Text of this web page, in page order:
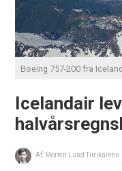
Boeing 757-200 fra
Icelandair
Af: Morten Lund Tiirikainen